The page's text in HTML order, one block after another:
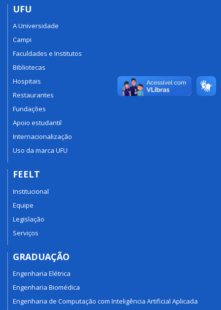
UFU
A Universidade
Campi
Faculdades e Institutos
Bibliotecas
Hospitais
Restaurantes
Fundações
Apoio estudantil
Internacionalização
Uso da marca UFU
FEELT
Institucional
Equipe
Legislação
Serviços
GRADUAÇÃO
Engenharia Elétrica
Engenharia Biomédica
Engenharia de Computação com Inteligência Artificial Aplicada